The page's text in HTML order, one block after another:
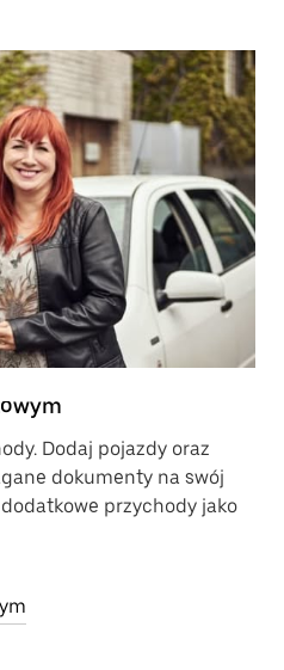
Dodaj pojazdy oraz
dokumenty na swój
przychody jako